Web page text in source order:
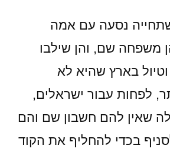
נסעה עם אמה
משפחה שם, והן שילבו
בארץ שהיא לא
לפחות עבור ישראלים,
שאין להם חשבון שם והם
בכדי להחליף את הקוד